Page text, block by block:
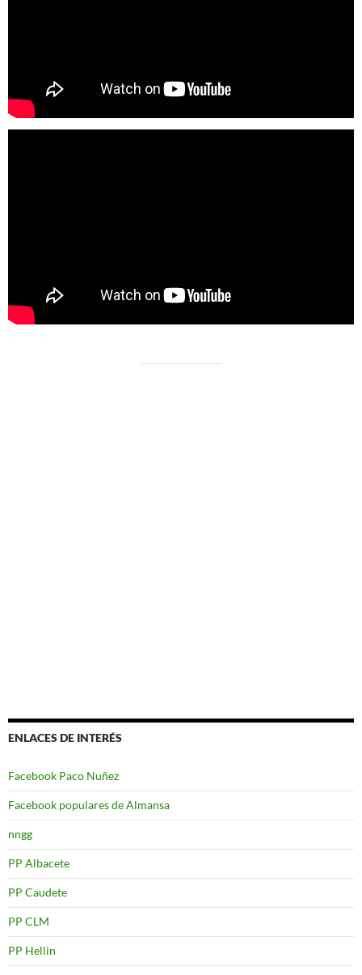
ENLACES DE INTERÉS
Facebook Paco Nuñez
Facebook populares de Almansa
nngg
PP Albacete
PP Caudete
PP CLM
PP Hellin